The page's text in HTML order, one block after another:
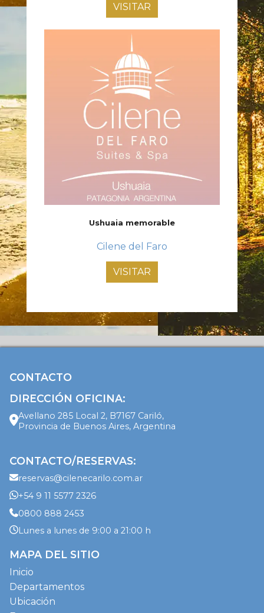
VISITAR
Ushuaia memorable
Cilene del Faro
VISITAR
CONTACTO
DIRECCIÓN OFICINA:
Avellano 285 Local 2, B7167 Cariló,
Provincia de Buenos Aires, Argentina
CONTACTO/RESERVAS:
reservas@cilenecarilo.com.ar
+54 9 11 5577 2326
0800 888 2453
Lunes a lunes de 9:00 a 21:00 h
MAPA DEL SITIO
Inicio
Departamentos
Ubicación